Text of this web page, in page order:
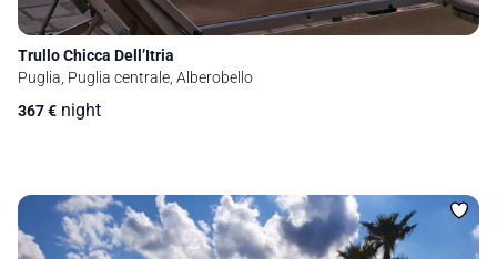
Trullo Chicca Dell’Itria
Puglia, Puglia centrale, Alberobello
367€ night